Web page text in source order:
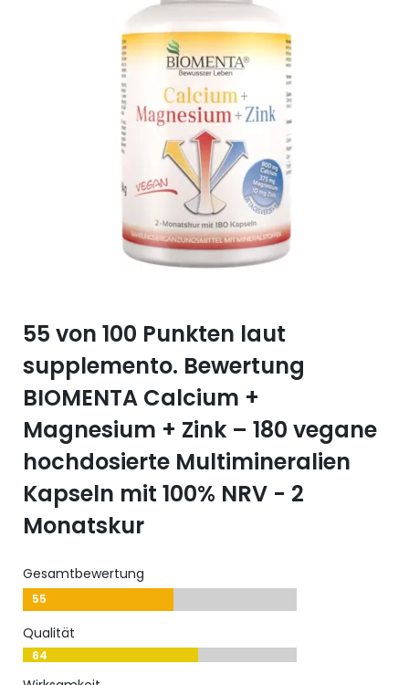
Selen (Se)
Silicium (Si)
Zink (Zn)
Vitamin B12
Vitamin C
Vitamin D
Vitamin E
Vitamin K
Vitamin Q (Q10)
55 von 100 Punkten laut
supplemento. Bewertung
BIOMENTA Calcium +
Magnesium + Zink – 180 vegane
hochdosierte Multimineralien
Kapseln mit 100% NRV - 2
Monatskur
Gesamtbewertung
55
Qualität
64